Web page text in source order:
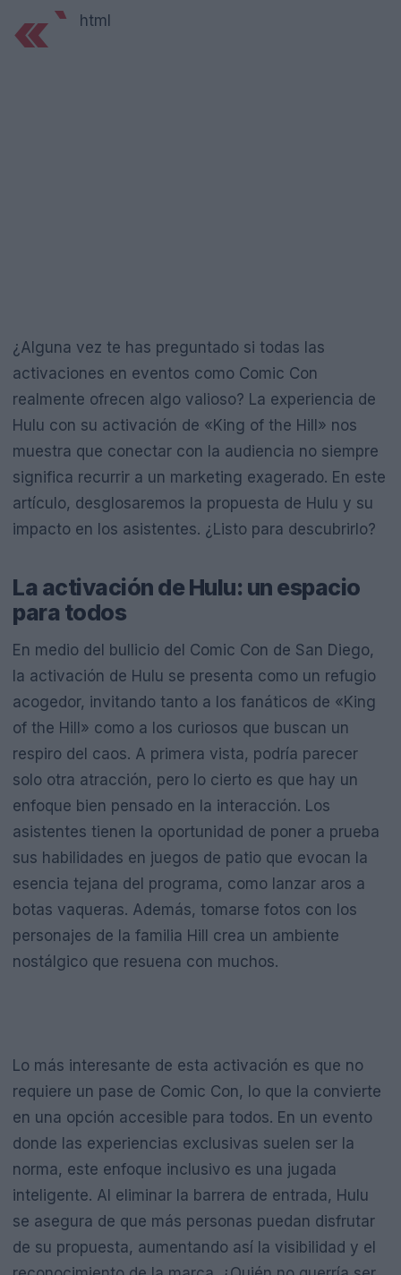
«` html
¿Alguna vez te has preguntado si todas las
activaciones en eventos como Comic Con
realmente ofrecen algo valioso? La experiencia de
Hulu con su activación de «King of the Hill» nos
muestra que conectar con la audiencia no siempre
significa recurrir a un marketing exagerado. En este
artículo, desglosaremos la propuesta de Hulu y su
impacto en los asistentes. ¿Listo para descubrirlo?
La activación de Hulu: un espacio
para todos
En medio del bullicio del Comic Con de San Diego,
la activación de Hulu se presenta como un refugio
acogedor, invitando tanto a los fanáticos de «King
of the Hill» como a los curiosos que buscan un
respiro del caos. A primera vista, podría parecer
solo otra atracción, pero lo cierto es que hay un
enfoque bien pensado en la interacción. Los
asistentes tienen la oportunidad de poner a prueba
sus habilidades en juegos de patio que evocan la
esencia tejana del programa, como lanzar aros a
botas vaqueras. Además, tomarse fotos con los
personajes de la familia Hill crea un ambiente
nostálgico que resuena con muchos.
Lo más interesante de esta activación es que no
requiere un pase de Comic Con, lo que la convierte
en una opción accesible para todos. En un evento
donde las experiencias exclusivas suelen ser la
norma, este enfoque inclusivo es una jugada
inteligente. Al eliminar la barrera de entrada, Hulu
se asegura de que más personas puedan disfrutar
de su propuesta, aumentando así la visibilidad y el